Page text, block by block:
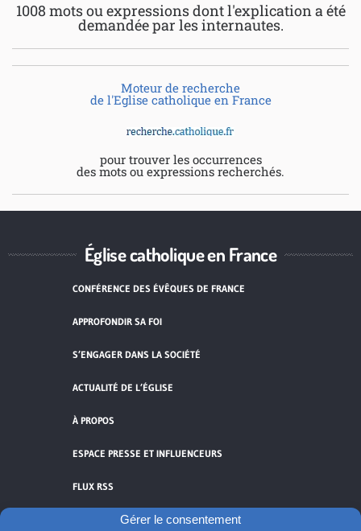
Gérer le consentement
1008 mots ou expressions dont l'explication a été
demandée par les internautes.
Moteur de recherche
de l'Eglise catholique en France
pour trouver les occurrences
des mots ou expressions recherchés.
Église catholique en France
CONFÉRENCE DES ÉVÊQUES DE FRANCE
APPROFONDIR SA FOI
S’ENGAGER DANS LA SOCIÉTÉ
ACTUALITÉ DE L’ÉGLISE
À PROPOS
ESPACE PRESSE ET INFLUENCEURS
FLUX RSS